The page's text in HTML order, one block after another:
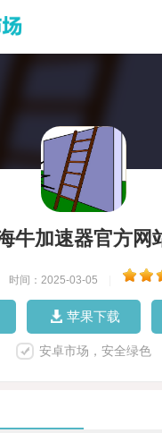
牛加速器官方网
时间：2025-03-05
苹果下载
安卓市场，安全绿色